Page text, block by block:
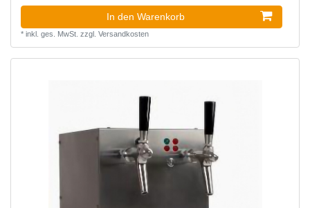
In den Warenkorb
* inkl. ges. MwSt. zzgl. Versandkosten